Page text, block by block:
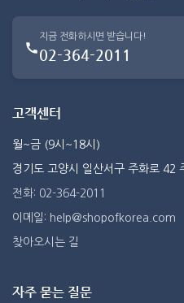
지금 전화하시면 받습니다!
02-364-2011
고객센터
월~금 (9시~18시)
경기도 고양시 일산서구 주화로 42
전화: 02-364-2011
이메일: help@shopofkorea.com
찾아오시는 길
자주 묻는 질문